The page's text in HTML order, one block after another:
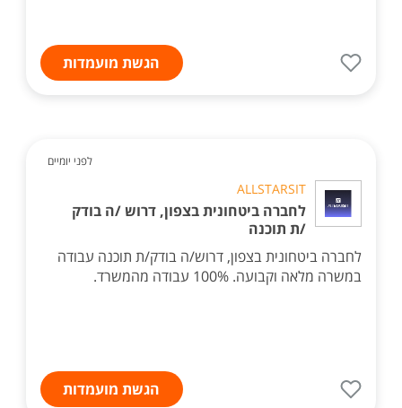
הגשת מועמדות
לפני יומיים
ALLSTARSIT
לחברה ביטחונית בצפון, דרוש /ה בודק
/ת תוכנה
לחברה ביטחונית בצפון, דרוש/ה בודק/ת תוכנה עבודה
במשרה מלאה וקבועה. 100% עבודה מהמשרד.
הגשת מועמדות